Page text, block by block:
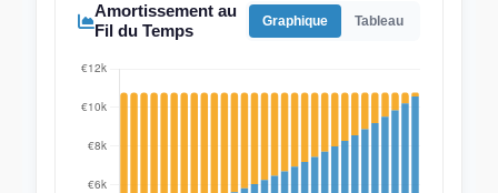
Amortissement au
Fil du Temps
Graphique Tableau